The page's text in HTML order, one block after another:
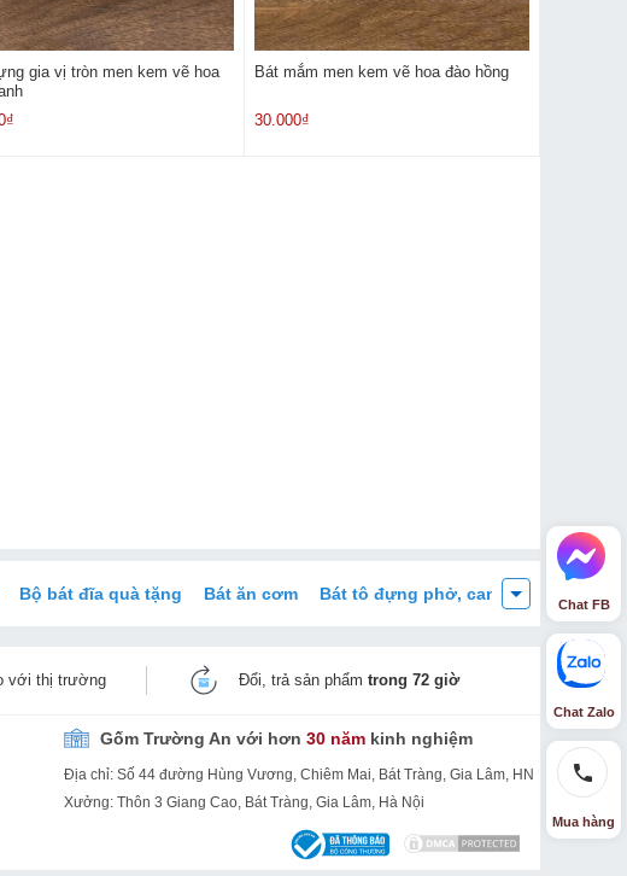
gia vị tròn men kem vẽ hoa
Bát mắm men kem vẽ hoa đào hồng
30.000₫
Bộ bát đĩa quà tặng Bát ăn cơm Bát tô đựng phở, canh
với thị trường Đổi, trả sản phẩmtrong 72 giờ
Gốm Trường An với hơn 30 năm kinh nghiệm
Địa chỉ: Số 44 đường Hùng Vương, Chiêm Mai, Bát Tràng, Gia Lâm, HN
Xưởng: Thôn 3 Giang Cao, Bát Tràng, Gia Lâm, Hà Nội
Chat FB
Chat Zalo
Mua hàng